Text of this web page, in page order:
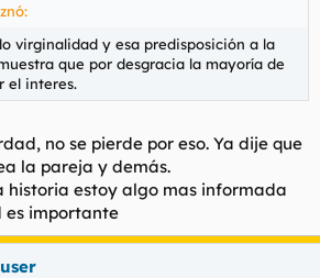
virginalidad y esa predisposición a la
que por desgracia la mayoría de
el interes.
no se pierde por eso. Ya dije que
la pareja y demás.
historia estoy algo mas informada
es importante